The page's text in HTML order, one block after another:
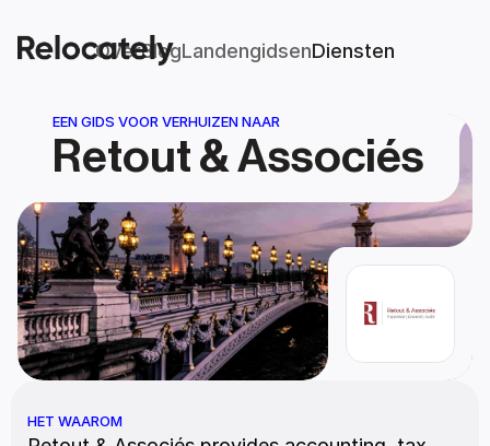
OverBlogLandengidsenDiensten
EEN GIDS VOOR VERHUIZEN NAAR
Retout & Associés
HET WAAROM